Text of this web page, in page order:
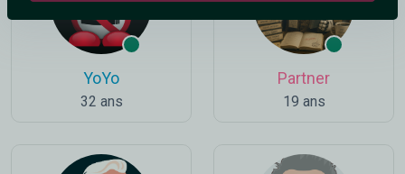
YoYo
32 ans
Partner
19 ans